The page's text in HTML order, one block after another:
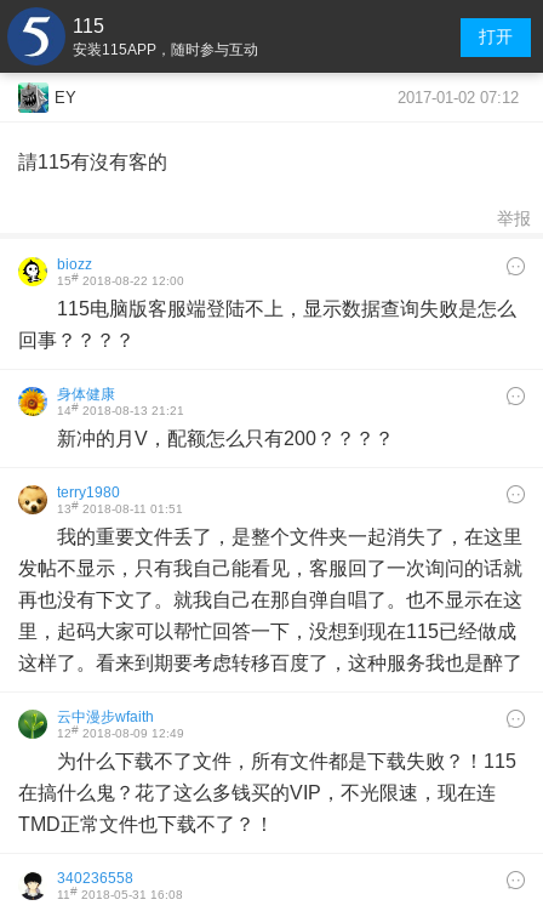
115
安装115APP，随时参与互动
打开
EY 2017-01-02 07:12
請115有沒有客的
举报
biozz
15# 2018-08-22 12:00
115电脑版客服端登陆不上，显示数据查询失败是怎么
回事？？？？
身体健康
14# 2018-08-13 21:21
新冲的月V，配额怎么只有200？？？？
terry1980
13# 2018-08-11 01:51
我的重要文件丢了，是整个文件夹一起消失了，在这里
发帖不显示，只有我自己能看见，客服回了一次询问的话就
再也没有下文了。就我自己在那自弹自唱了。也不显示在这
里，起码大家可以帮忙回答一下，没想到现在115已经做成
这样了。看来到期要考虑转移百度了，这种服务我也是醉了
云中漫步wfaith
12# 2018-08-09 12:49
为什么下载不了文件，所有文件都是下载失败？！115
在搞什么鬼？花了这么多钱买的VIP，不光限速，现在连
TMD正常文件也下载不了？！
340236558
11# 2018-05-31 16:08